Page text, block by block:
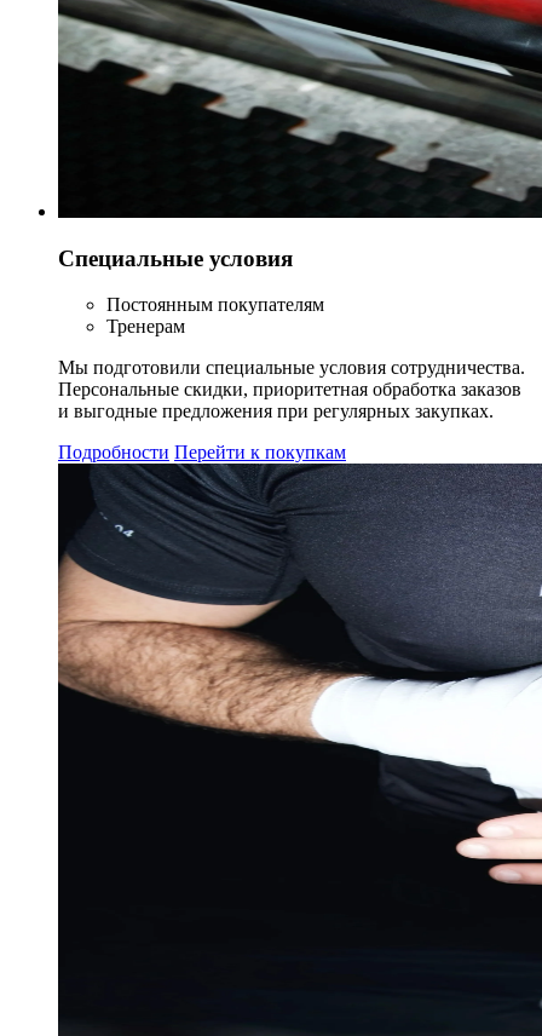
Специальные условия
Постоянным покупателям
Тренерам
Мы подготовили специальные условия сотрудничества.
Персональные скидки, приоритетная обработка заказов
и выгодные предложения при регулярных закупках.
Подробности Перейти к покупкам